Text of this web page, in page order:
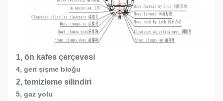
1, ön kafes çerçevesi
4, geri şişme bloğu
2, temizleme silindiri
5, gaz yolu